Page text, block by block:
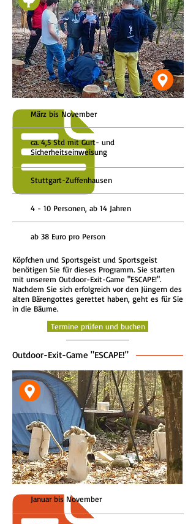
März bis November
ca. 4,5 Std mit Gurt- und
Sicherheitseinweisung
Stuttgart-Zuffenhausen
4 - 10 Personen, ab 14 Jahren
ab 38 Euro pro Person
Köpfchen und Sportsgeist und Sportsgeist
benötigen Sie für dieses Programm. Sie starten
mit unserem Outdoor-Exit-Game "ESCAPE!".
Nachdem Sie sich erfolgreich vor den Jüngern des
alten Bärengottes gerettet haben, geht es für Sie
in die Bäume.
Termine prüfen und buchen
Outdoor-Exit-Game "ESCAPE!"
Januar bis November